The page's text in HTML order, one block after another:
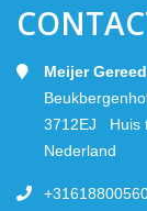
Meijer
3712EJ Huis
Nederland